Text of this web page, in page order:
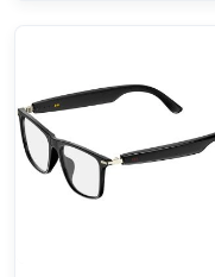
Sunglasses
Supporting
Voice
Recording, WiFi
Transmission BT